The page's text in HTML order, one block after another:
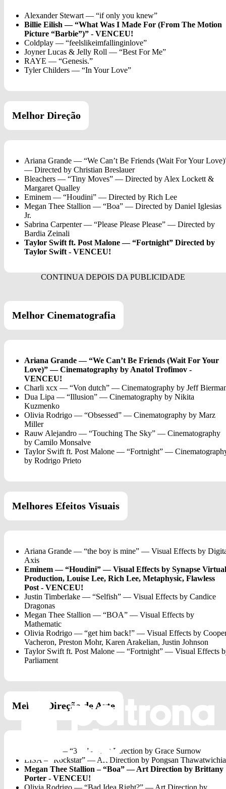
Alexander Stewart — “if only you knew”
Billie Eilish — “What Was I Made For (From The Motion
Picture “Barbie”)” - VENCEU!
Coldplay — “feelslikeimfallinginlove”
Joyner Lucas & Jelly Roll — “Best For Me”
RAYE — “Genesis.”
Tyler Childers — “In Your Love”
Melhor Direção
Ariana Grande — “We Can’t Be Friends (Wait For Your
— Directed by Christian Breslauer
Bleachers — “Tiny Moves” — Directed by Alex Lockett &
Margaret Qualley
Eminem — “Houdini” — Directed by Rich Lee
Megan Thee Stallion — “Boa” — Directed by Daniel Iglesias
Jr.
Sabrina Carpenter — “Please Please Please” — Directed by
Bardia Zeinali
Taylor Swift ft. Post Malone — “Fortnight” Directed by
Taylor Swift - VENCEU!
Melhor Cinematografia
Ariana Grande — “We Can’t Be Friends (Wait For Your
Love)” — Cinematography by Anatol Trofimov -
VENCEU!
Charli xcx — “Von dutch” — Cinematography by Jeff
Dua Lipa — “Illusion” — Cinematography by Nikita
Kuzmenko
Olivia Rodrigo — “Obsessed” — Cinematography by Marz
Miller
Rauw Alejandro — “Touching The Sky” — Cinematography
by Camilo Monsalve
Taylor Swift ft. Post Malone — “Fortnight” —
by Rodrigo Prieto
Melhores Efeitos Visuais
Ariana Grande — “the boy is mine” — Visual Effects by
Axis
Eminem — “Houdini” — Visual Effects by Synapse Virtual
Production, Louise Lee, Rich Lee, Metaphysic, Flawless
Post - VENCEU!
Justin Timberlake — “Selfish” — Visual Effects by Candice
Dragonas
Megan Thee Stallion — “BOA” — Visual Effects by
Mathematic
Olivia Rodrigo — “get him back!” — Visual Effects by
Vacheron, Preston Mohr, Karen Arakelian, Justin Johnson
Taylor Swift ft. Post Malone — “Fortnight” — Visual Effects
Parliament
Melhor Direção de Arte
Charli xcx — “360” — Art Direction by Grace Surnow
LISA – “Rockstar” — Art Direction by Pongsan
Megan Thee Stallion – “Boa” — Art Direction by Brittany
Porter - VENCEU!